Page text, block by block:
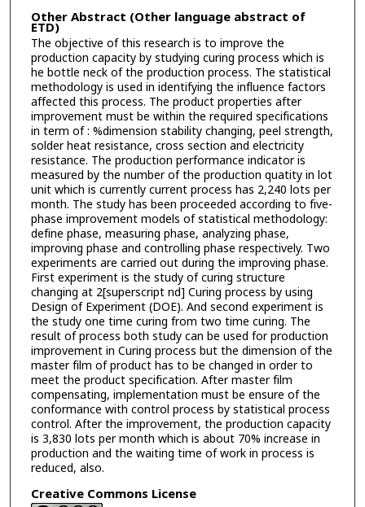
Other Abstract (Other language abstract of
ETD)
The objective of this research is to improve the
production capacity by studying curing process which is
he bottle neck of the production process. The statistical
methodology is used in identifying the influence factors
affected this process. The product properties after
improvement must be within the required specifications
in term of : %dimension stability changing, peel strength,
solder heat resistance, cross section and electricity
resistance. The production performance indicator is
measured by the number of the production quatity in lot
unit which is currently current process has 2,240 lots per
month. The study has been proceeded according to five-
phase improvement models of statistical methodology:
define phase, measuring phase, analyzing phase,
improving phase and controlling phase respectively. Two
experiments are carried out during the improving phase.
First experiment is the study of curing structure
changing at 2[superscript nd] Curing process by using
Design of Experiment (DOE). And second experiment is
the study one time curing from two time curing. The
result of process both study can be used for production
improvement in Curing process but the dimension of the
master film of product has to be changed in order to
meet the product specification. After master film
compensating, implementation must be ensure of the
conformance with control process by statistical process
control. After the improvement, the production capacity
is 3,830 lots per month which is about 70% increase in
production and the waiting time of work in process is
reduced, also.
Creative Commons License